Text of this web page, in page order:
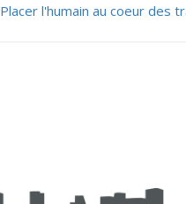
Placer l'humain au coeur des